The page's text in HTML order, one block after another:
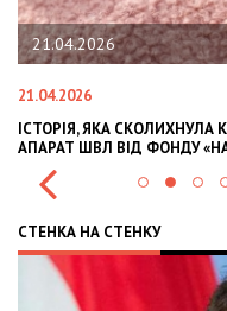
21.04.2026
21.04.2026
ІСТОРІЯ, ЯКА СКОЛИХНУЛА
АПАРАТ ШВЛ ВІД ФОНДУ
СТЕНКА НА СТЕНКУ